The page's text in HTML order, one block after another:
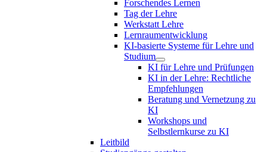
Forschendes Lernen
Tag der Lehre
Werkstatt Lehre
Lernraumentwicklung
KI-basierte Systeme für Lehre und
Studium
KI für Lehre und Prüfungen
KI in der Lehre: Rechtliche
Empfehlungen
Beratung und Vernetzung zu
KI
Workshops und
Selbstlernkurse zu KI
Leitbild